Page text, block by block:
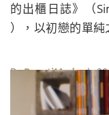
的出櫃日誌》（
），以初戀的單
的框架，道出每個
ByBeautiMode|